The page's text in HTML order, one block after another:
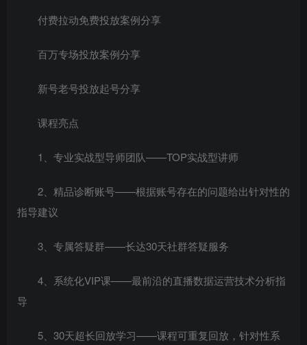
付费拉动免费投放案例分享
百万专场投放案例分享
新号老号投放起号分享
课程亮点
1、专业实战型导师团队——TOP实战型讲师
2、精品诊断账号——根据账号存在的问题给出针对性的
指导建议
3、专属答疑群——长达30天社群答疑服务
4、系统化VIP课——最前沿的直播数据运营技术分析指
导
5、30天超长回放学习——课程可重复回放，针对性系